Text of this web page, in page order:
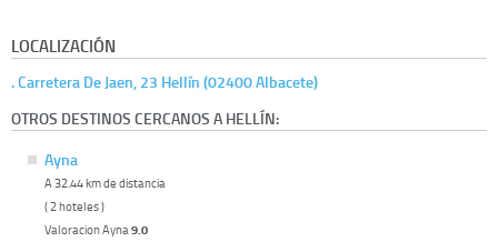
LOCALIZACIÓN
. Carretera De Jaen, 23 Hellín (02400 Albacete)
OTROS DESTINOS CERCANOS A HELLÍN:
Ayna
A 32.44 km de distancia
( 2 hoteles )
Valoracion Ayna 9.0